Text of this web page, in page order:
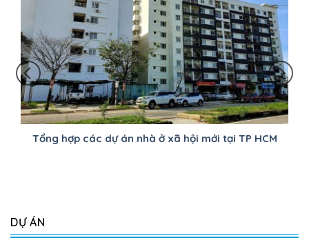
Tổng hợp các dự án nhà ở xã hội mới tại TP HCM
DỰ ÁN